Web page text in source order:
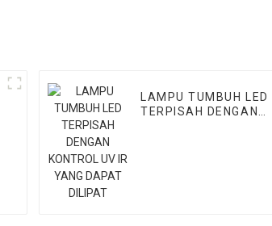
LAMPU TUMBUH LED
TERPISAH DENGAN